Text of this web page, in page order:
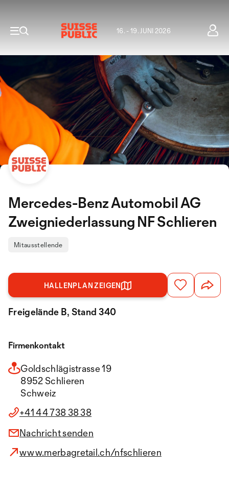
16. - 19. JUNI 2026
Mercedes-Benz Automobil AG
Zweigniederlassung NF Schlieren
Mitausstellende
HALLENPLAN ZEIGEN
Freigelände B, Stand 340
Firmenkontakt
Goldschlägistrasse 19
8952 Schlieren
Schweiz
+41 44 738 38 38
Nachricht senden
www.merbagretail.ch/nfschlieren